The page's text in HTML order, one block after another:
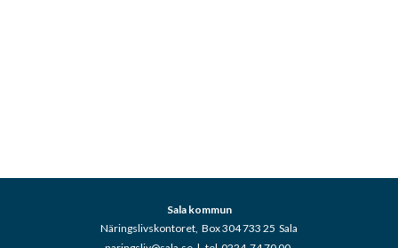
Sala kommun
Näringslivskontoret, Box 304 733 25 Sala